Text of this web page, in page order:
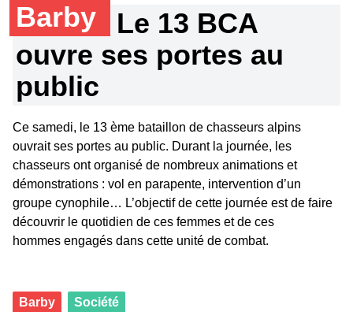
Barby
Le 13 BCA
ouvre ses portes au
public
Ce samedi, le 13 ème bataillon de chasseurs alpins
ouvrait ses portes au public. Durant la journée, les
chasseurs ont organisé de nombreux animations et
démonstrations : vol en parapente, intervention d’un
groupe cynophile… L’objectif de cette journée est de faire
découvrir le quotidien de ces femmes et de ces
hommes engagés dans cette unité de combat.
Barby Société